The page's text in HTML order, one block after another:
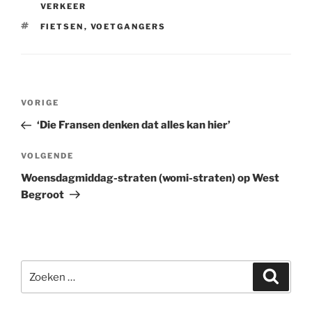
VERKEER
TAGS
FIETSEN , VOETGANGERS
Bericht
Vorig
bericht
VORIGE
‘Die Fransen denken dat alles kan hier’
Volgend
bericht
VOLGENDE
Woensdagmiddag-straten (womi-straten) op West
Begroot
naar: